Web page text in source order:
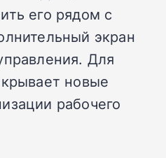
его рядом с
экран
Для
новые
рабочего